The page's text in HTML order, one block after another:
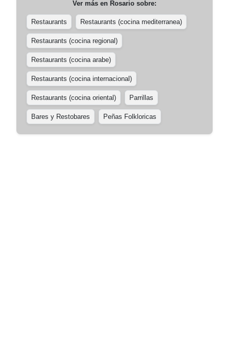
Ver más en Rosario sobre:
Restaurants Restaurants (cocina mediterranea)
Restaurants (cocina regional)
Restaurants (cocina arabe)
Restaurants (cocina internacional)
Restaurants (cocina oriental) Parrillas
Bares y Restobares Peñas Folkloricas